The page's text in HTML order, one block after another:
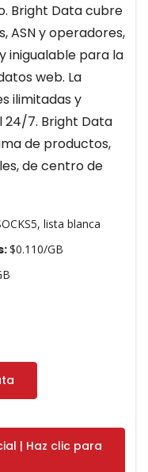
Bright Data cubre
ASN y operadores,
inigualable para la
web. La
ilimitadas y
7. Bright Data
de productos,
de centro de
lista blanca
$0.110/GB
| Haz clic para